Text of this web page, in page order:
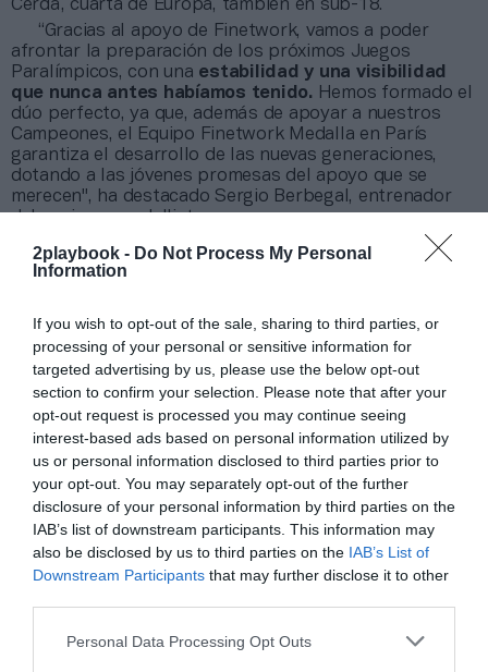
2playbook - Do Not Process My Personal
Information
If you wish to opt-out of the sale, sharing to third parties, or
processing of your personal or sensitive information for
targeted advertising by us, please use the below opt-out
section to confirm your selection. Please note that after your
opt-out request is processed you may continue seeing
interest-based ads based on personal information utilized by
us or personal information disclosed to third parties prior to
your opt-out. You may separately opt-out of the further
disclosure of your personal information by third parties on the
IAB’s list of downstream participants. This information may
also be disclosed by us to third parties on the IAB’s List of
Downstream Participants that may further disclose it to other
Personal Data Processing Opt Outs
Índex2P
Federaciones
Cerdá, cuarta de Europa, también en sub-18.
“Gracias al apoyo de Finetwork, vamos a poder
afrontar la preparación de los próximos Juegos
Paralímpicos, con una estabilidad y una visibilidad
que nunca antes habíamos tenido. Hemos formado el
dúo perfecto, ya que, además de apoyar a nuestros
Campeones, el Equipo Finetwork Medalla en París
garantiza el desarrollo de las nuevas generaciones,
dotando a las jóvenes promesas del apoyo que se
merecen", ha destacado Sergio Berbegal, entrenador
del equipo y medallista.
Añadir2Playbook
como fuente preferida de Google
ACTIVAR AHORA
Compartir
Imprimir